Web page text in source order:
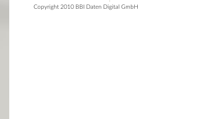
Copyright 2010 BBI Daten Digital GmbH